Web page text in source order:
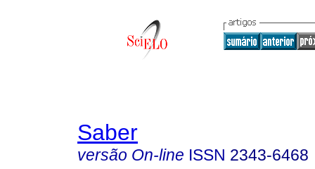
Saber
versão On-line ISSN 2343-6468